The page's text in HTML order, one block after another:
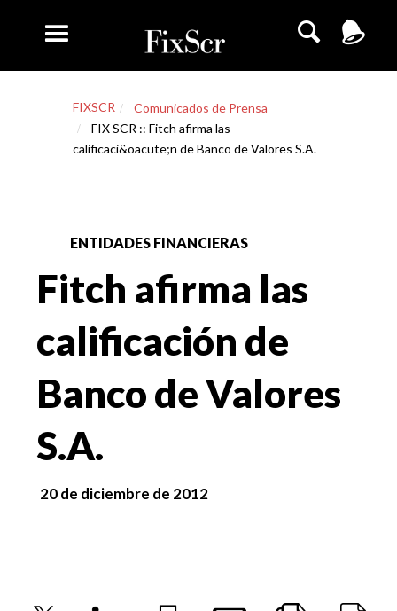
FIXSCR
Comunicados de Prensa
FIX SCR :: Fitch afirma las
calificaci&oacute;n de Banco de Valores S.A.
ENTIDADES FINANCIERAS
Fitch afirma las
calificación de
Banco de Valores
S.A.
20 de diciembre de 2012